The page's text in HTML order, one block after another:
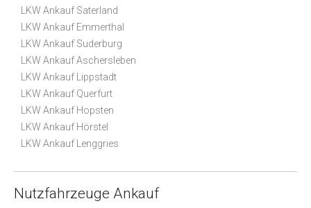
LKW Ankauf Saterland
LKW Ankauf Emmerthal
LKW Ankauf Suderburg
LKW Ankauf Aschersleben
LKW Ankauf Lippstadt
LKW Ankauf Querfurt
LKW Ankauf Hopsten
LKW Ankauf Hörstel
LKW Ankauf Lenggries
Nutzfahrzeuge Ankauf